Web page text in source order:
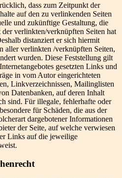
dass zum Zeitpunkt der
auf den zu verlinkenden Seiten
und zukünftige Gestaltung, die
verlinkten/verknüpften Seiten hat
distanziert er sich hiermit
aller verlinkten /verknüpften Seiten,
wurden. Diese Feststellung gilt
gesetzten Links und
in vom Autor eingerichteten
Linkverzeichnissen, Mailinglisten
Datenbanken, auf deren Inhalt
sind. Für illegale, fehlerhafte oder
für Schäden, die aus der
dargebotener Informationen
der Seite, auf welche verwiesen
Links auf die jeweilige